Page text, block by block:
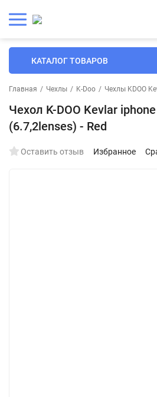
КАТАЛОГ ТОВАРОВ
Главная / Чехлы / K-Doo / Чехлы KDOO
Чехол K-DOO Kevlar
(6.7,2lenses) - Red
Оставить отзыв Избранное